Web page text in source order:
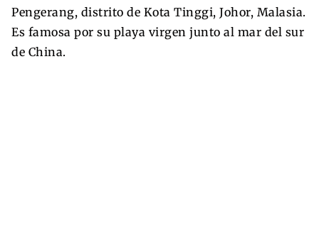
Pengerang, distrito de Kota Tinggi, Johor, Malasia.
Es famosa por su playa virgen junto al mar del sur
de China.